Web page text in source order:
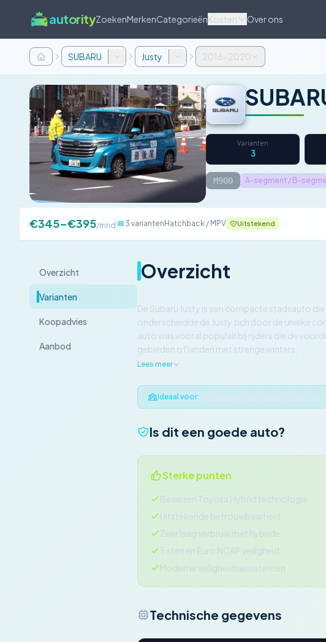
autorityZoekenMerkenCategorieënKosten Over ons
SUBARU Justy 2016-2020
Varianten
3
M900 A-segment / B-
€345–€395/mnd 3 varianten Hatchback / MPV Uitstekend
Overzicht
Varianten
Koopadvies
Aanbod
Overzicht
De Subaru Justy is een compacte stadsauto
onderscheidde de Justy zich door de unieke
auto was vooral populair bij rijders die de
gebieden of landen met strenge winters.
Lees meer
Ideaal voor:
Is dit een goede auto?
Sterke punten
Bewezen Toyota Hybrid technologie
Uitstekende betrouwbaarheid
Zeer laag verbruik met hybride
5 sterren Euro NCAP veiligheid
Moderne veiligheidsassistenten
Technische gegevens